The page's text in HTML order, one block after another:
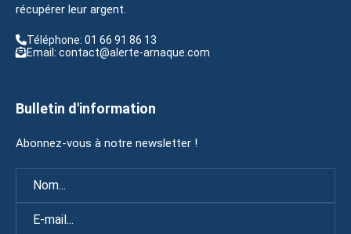
récupérer leur argent.
Téléphone: 01 66 91 86 13
Email: contact@alerte-arnaque.com
Bulletin d'information
Abonnez-vous à notre newsletter !